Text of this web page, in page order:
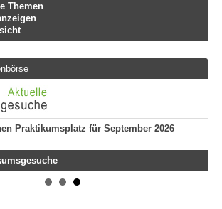
Themen
Praktikumsplatz für September 2026